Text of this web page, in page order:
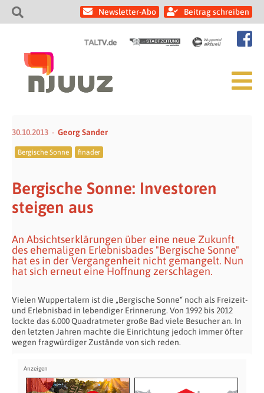
Newsletter-Abo Beitrag schreiben
30.10.2013 Georg Sander
Bergische Sonne finader
Bergische Sonne: Investoren
steigen aus
An Absichtserklärungen über eine neue Zukunft
des ehemaligen Erlebnisbades "Bergische Sonne"
hat es in der Vergangenheit nicht gemangelt. Nun
hat sich erneut eine Hoffnung zerschlagen.
Vielen Wuppertalern ist die „Bergische Sonne“ noch als Freizeit-
und Erlebnisbad in lebendiger Erinnerung. Von 1992 bis 2012
lockte das 6.000 Quadratmeter große Bad viele Besucher an. In
den letzten Jahren machte die Einrichtung jedoch immer öfter
wegen fragwürdiger Zustände von sich reden.